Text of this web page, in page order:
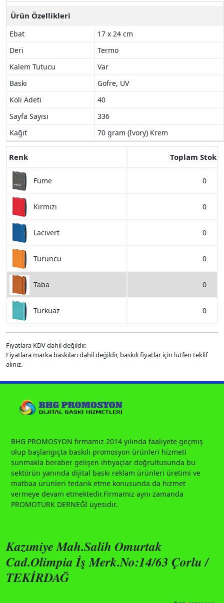
Ürün Özellikleri
Ebat
17 x 24 cm
Deri
Termo
Kalem Tutucu
Var
Baskı
Gofre, UV
Koli Adeti
40
Sayfa Sayısı
336
Kağıt
70 gram (Ivory) Krem
Renk Toplam Stok
Füme 0
Kırmızı 0
Lacivert 0
Turuncu 0
Taba 0
Turkuaz 0
Fiyatlara KDV dahil değildir.
Fiyatlara marka baskıları dahil değildir, baskılı fiyatlar için lütfen teklif
alınız.
BHG PROMOSYON firmamız 2014 yılında faaliyete geçmiş
olup başlangıçta baskılı promosyon ürünleri hizmeti
sunmakla beraber gelişen ihtiyaçlar doğrultusunda bu
sektörün yanında dijital baskı reklam ürünleri üretimi ve
matbaa ürünleri tedarik etme konusunda da hizmet
vermeye devam etmektedir.Firmamız aynı zamanda
PROMOTÜRK DERNEĞİ üyesidir.
Kazımiye Mah.Salih Omurtak
Cad.Olimpia İş Merk.No:14/63 Çorlu /
TEKİRDAĞ